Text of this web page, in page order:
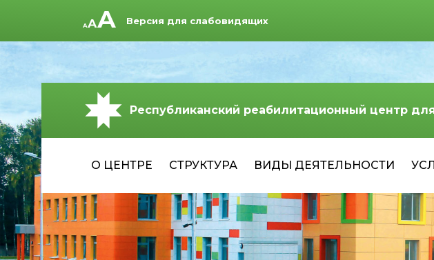
Версия для слабовидящих
Республиканский реабилитационный центр
О ЦЕНТРЕ СТРУКТУРА ВИДЫ ДЕЯТЕЛЬНОСТИ